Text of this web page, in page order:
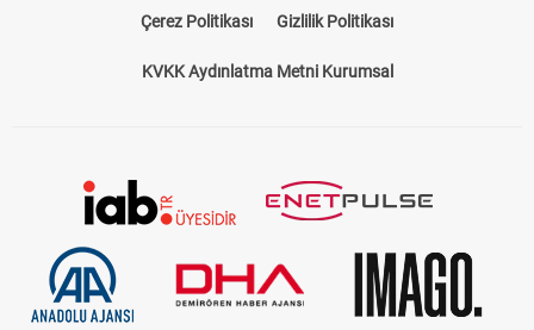
Çerez Politikası Gizlilik Politikası
KVKK Aydınlatma Metni Kurumsal